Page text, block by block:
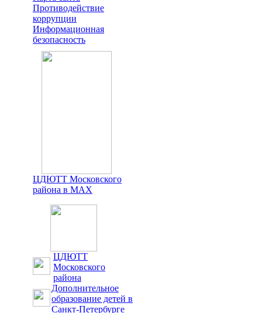
Противодействие
коррупции
Информационная
безопасность
ЦДЮТТ Московского
района в MAX
ЦДЮТТ
Московского
района
Дополнительное
образование детей в
Санкт-Петербурге